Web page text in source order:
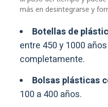
más en desintegrarse y
Botellas de
entre 450 y 1000
completamente.
Bolsas plásticas
100 a 400 años.